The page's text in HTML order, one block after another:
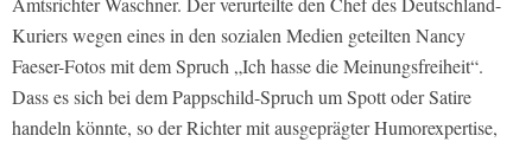
Kuriers wegen eines in den sozialen Medien geteilten Nancy
Faeser-Fotos mit dem Spruch „Ich hasse die Meinungsfreiheit“.
Dass es sich bei dem Pappschild-Spruch um Spott oder Satire
handeln könnte, so der Richter mit ausgeprägter Humorexpertise,